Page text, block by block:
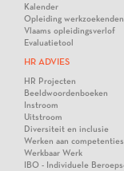
Kalender
Opleiding werkzoekenden
Vlaams opleidingsverlof
Evaluatietool
HR ADVIES
HR Projecten
Beeldwoordenboeken
Instroom
Uitstroom
Diversiteit en inclusie
Werken aan competenties
Werkbaar Werk
IBO - Individuele